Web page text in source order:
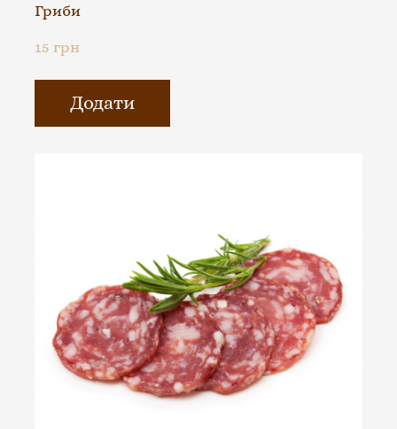
Гриби
15 грн
Додати